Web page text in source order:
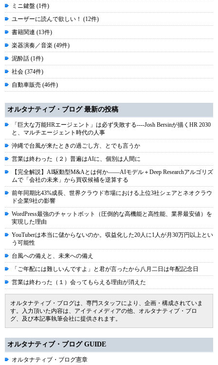
ミニ鍵盤 (1件)
ユーザーに読んで欲しい！ (12件)
書籍関連 (13件)
楽器演奏／音楽 (49件)
泥酔話 (1件)
社会 (374件)
自動車販売 (46件)
オルタナティブ・ブログ 最新の投稿
「巨大な万能HRエージェント」は必ず失敗する----Josh Bersinが描くHR 2030
と、マルチエージェント時代の人事
沖縄で台風が来たときの過ごし方、とでも言うか
営業は終わった（２）普遍はAIに、個別は人間に
【完全解説】AI駆動型M&Aとは何か――AIモデル＋Deep Researchアルゴリズ
ムで「会社の未来」から買収候補を逆算する
前年同期比43%成長、世界クラウド市場における上位3社シェアとネオクラウ
ド企業9社の影響
WordPress最強のチャットボット（圧倒的な高機能と高性能、業界最安値）を
実現した理由
YouTuberは本当に儲からないのか。収益化した20人に1人が月30万円以上とい
う可能性
台風への備えと、未来への備え
「ご年配には難しいんですよ」と君が言ったから八月二日は年配記念日
営業は終わった（１）会ってもらえる理由が消えた
オルタナティブ・ブログは、専門スタッフにより、企画・構成されていま
す。入力頂いた内容は、アイティメディアの他、オルタナティブ・ブロ
グ、及び本記事執筆会社に提供されます。
オルタナティブ・ブログ GUIDE
オルタナティブ・ブログ憲章